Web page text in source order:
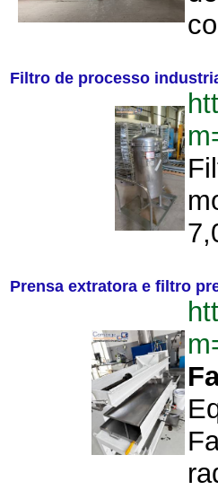
Filtro de processo
Prensa extratora e filtro